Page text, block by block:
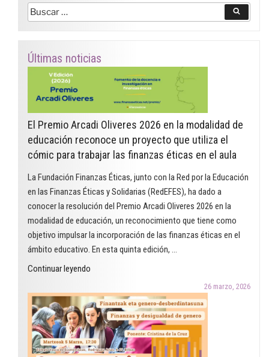
Buscar
por:
Últimas noticias
El Premio Arcadi Oliveres 2026 en la modalidad de
educación reconoce un proyecto que utiliza el
cómic para trabajar las finanzas éticas en el aula
La Fundación Finanzas Éticas, junto con la Red por la Educación
en las Finanzas Éticas y Solidarias (RedEFES), ha dado a
conocer la resolución del Premio Arcadi Oliveres 2026 en la
modalidad de educación, un reconocimiento que tiene como
objetivo impulsar la incorporación de las finanzas éticas en el
ámbito educativo. En esta quinta edición, …
Continuar leyendo
Arcadi
Oliveres
2026
en
la
26 marzo, 2026